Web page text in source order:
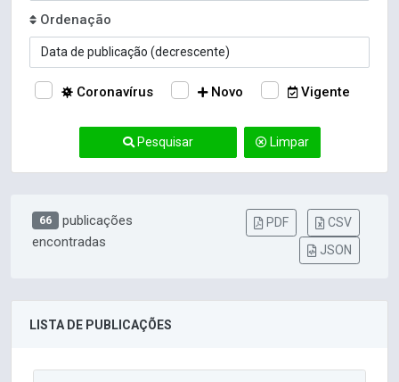
Ordenação
Coronavírus Novo Vigente
Pesquisar Limpar
66
publicações
encontradas
PDF
CSV
JSON
LISTA DE PUBLICAÇÕES